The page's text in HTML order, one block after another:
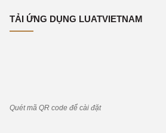
TẢI ỨNG DỤNG LUATVIETNAM
Quét mã QR code để cài đặt